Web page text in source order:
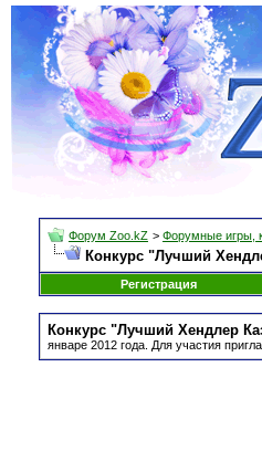
Форум Zoo.kZ > Форумные игры,
Конкурс "Лучший
Регистрация
Конкурс "Лучший Хендлер
январе 2012 года. Для участия